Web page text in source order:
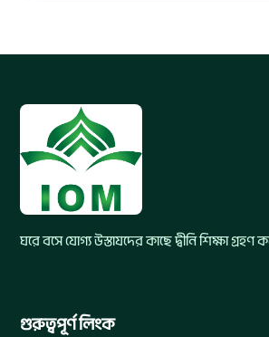
ঘরে বসে যোগ্য উস্তাযদের কাছে দ্বীনি শিক্ষা গ্রহণ
গুরুত্বপূর্ণ লিংক